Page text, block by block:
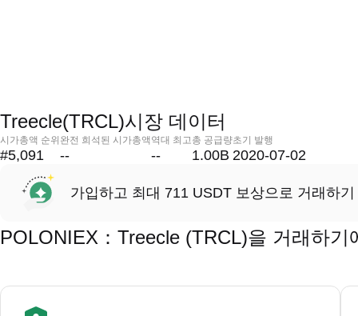
Treecle(TRCL)시장 데이터
시가총액 순위
#5,091
완전 희석된 시가총액
--
역대 최고
--
총 공급량
1.00B
초기 발행
2020-07-02
가입하고 최대 711 USDT 보상으로 거래하기
POLONIEX：Treecle (TRCL)을 거래하